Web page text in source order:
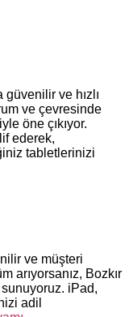
güvenilir ve hızlı
ve çevresinde
öne çıkıyor.
ederek,
tabletlerinizi
ve müşteri
arıyorsanız, Bozkır
iPad,
adil